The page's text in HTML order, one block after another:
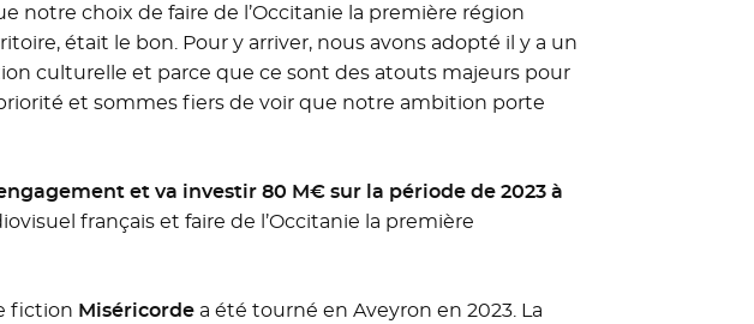
notre choix de faire de l’Occitanie la première région
était le bon. Pour y arriver, nous avons adopté il y a un
culturelle et parce que ce sont des atouts majeurs pour
et sommes fiers de voir que notre ambition porte
et va investir 80 M€ sur la période de 2023 à
français et faire de l’Occitanie la première
fiction Miséricordea été tourné en Aveyron en 2023. La